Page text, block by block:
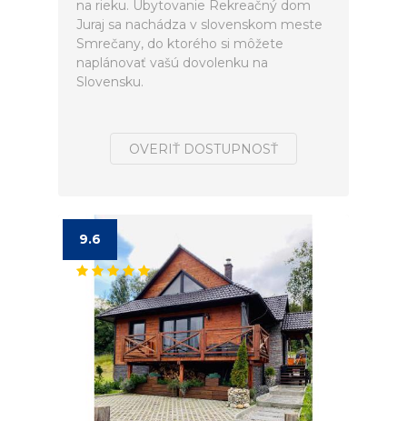
na rieku. Ubytovanie Rekreačný dom
Juraj sa nachádza v slovenskom meste
Smrečany, do ktorého si môžete
naplánovať vašú dovolenku na
Slovensku.
OVERIŤ DOSTUPNOSŤ
9.6